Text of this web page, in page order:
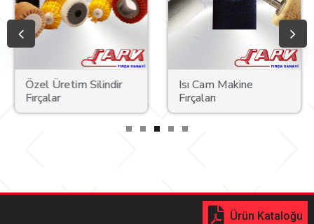
Özel Üretim Silindir
Fırçalar
Isı Cam Makine
Fırçaları
Ürün Kataloğu